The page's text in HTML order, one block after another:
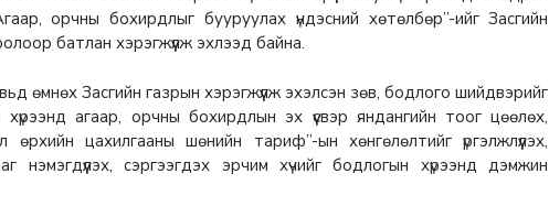
орчны бохирдлыг бууруулах үндэсний хөтөлбөр”-ийг Засгийн
батлан хэрэгжүүлж эхлээд байна.
өмнөх Засгийн газрын хэрэгжүүлж эхэлсэн зөв, бодлого шийдвэрийг
хүрээнд агаар, орчны бохирдлын эх үүсвэр яндангийн тоог цөөлөх,
цахилгааны шөнийн тариф”-ын хөнгөлөлтийг үргэлжлүүлэх,
нэмэгдүүлэх, сэргээгдэх эрчим хүчийг бодлогын хүрээнд дэмжин